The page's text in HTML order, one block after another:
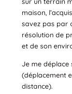
maison,
savez pas par
résolution de
et de son
Je me déplace
(déplacement
distance).